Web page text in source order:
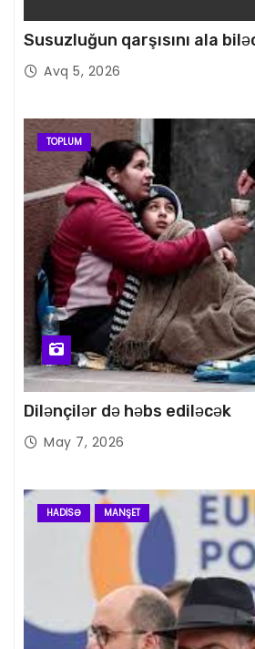
Susuzluğun qarşısını ala
Avq 5, 2026
TOPLUM
Dilənçilər də həbs ediləcək
May 7, 2026
HADISƏ MANŞET